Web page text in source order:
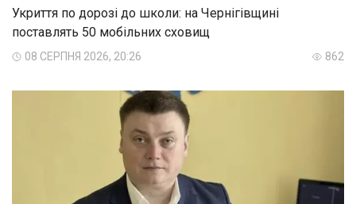
Укриття по дорозі до школи: на Чернігівщині
поставлять 50 мобільних сховищ
08 СЕРПНЯ 2026, 20:26 862